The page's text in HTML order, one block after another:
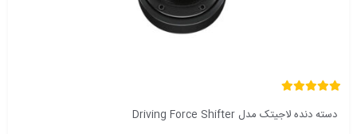
دسته دنده لاجیتک مدل Driving Force Shifter